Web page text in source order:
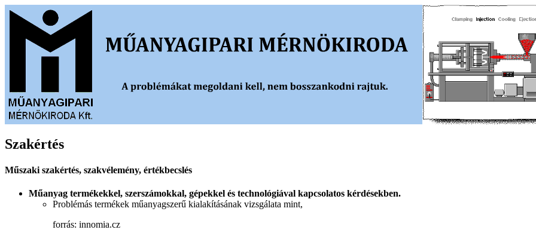
Szakértés
Műszaki szakértés, szakvélemény, értékbecslés
Műanyag termékekkel, szerszámokkal, gépekkel és technológiával kapcsolatos kérdésekben.
Problémás termékek műanyagszerű kialakításának vizsgálata mint,
forrás: innomia.cz